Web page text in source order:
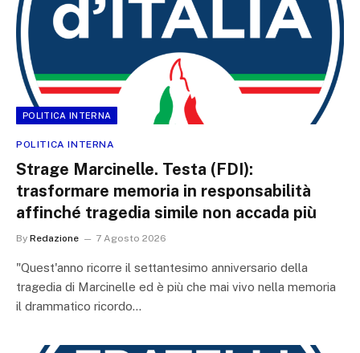
POLITICA INTERNA
POLITICA INTERNA
Strage Marcinelle. Testa (FDI):
trasformare memoria in responsabilità
affinché tragedia simile non accada più
By Redazione 7 Agosto 2026
"Quest'anno ricorre il settantesimo anniversario della
tragedia di Marcinelle ed è più che mai vivo nella memoria
il drammatico ricordo…